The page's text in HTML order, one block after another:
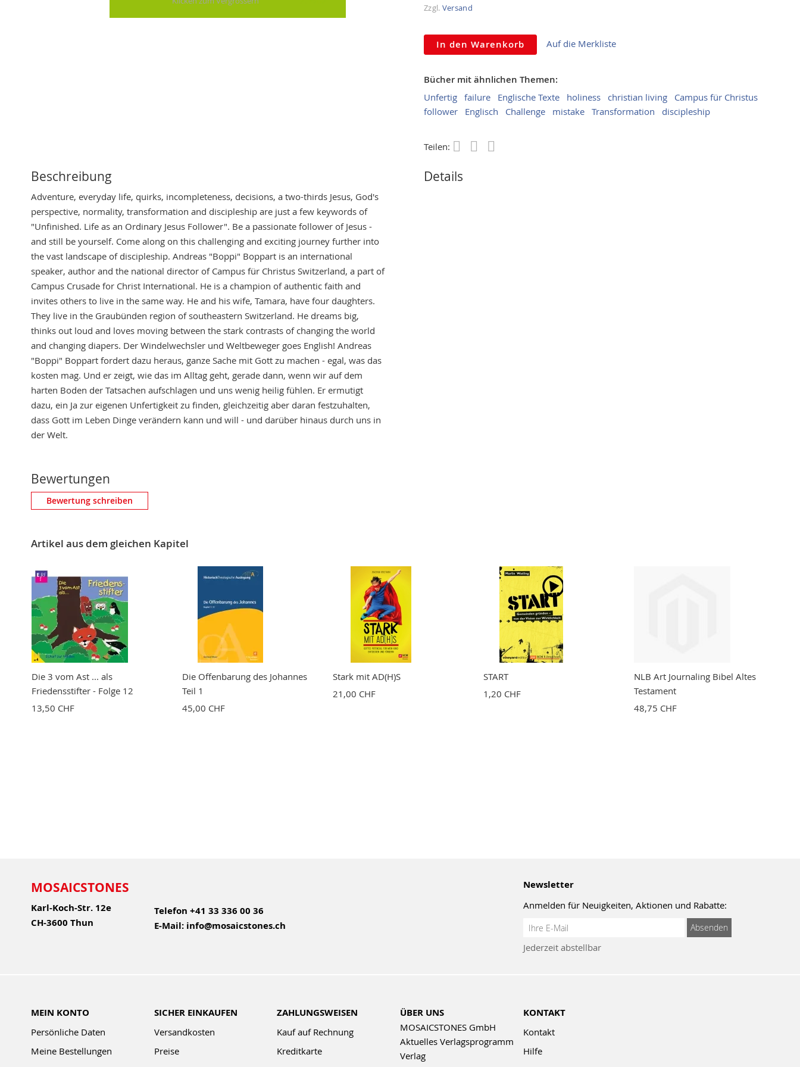
Zzgl. Versand
In den Warenkorb Auf die Merkliste
Bücher mit ähnlichen Themen:
Unfertig failure Englische Texte holiness christian living
Campus für Christus
follower
Englisch Challenge mistake Transformation discipleship
Teilen:
Beschreibung
Adventure, everyday life, quirks, incompleteness, decisions, a two-thirds Jesus, God's
perspective, normality, transformation and discipleship are just a few keywords of
"Unfinished. Life as an Ordinary Jesus Follower". Be a passionate follower of Jesus -
and still be yourself. Come along on this challenging and exciting journey further into
the vast landscape of discipleship. Andreas "Boppi" Boppart is an international
speaker, author and the national director of Campus für Christus Switzerland, a part of
Campus Crusade for Christ International. He is a champion of authentic faith and
invites others to live in the same way. He and his wife, Tamara, have four daughters.
They live in the Graubünden region of southeastern Switzerland. He dreams big,
thinks out loud and loves moving between the stark contrasts of changing the world
and changing diapers. Der Windelwechsler und Weltbeweger goes English! Andreas
"Boppi" Boppart fordert dazu heraus, ganze Sache mit Gott zu machen - egal, was das
kosten mag. Und er zeigt, wie das im Alltag geht, gerade dann, wenn wir auf dem
harten Boden der Tatsachen aufschlagen und uns wenig heilig fühlen. Er ermutigt
dazu, ein Ja zur eigenen Unfertigkeit zu finden, gleichzeitig aber daran festzuhalten,
dass Gott im Leben Dinge verändern kann und will - und darüber hinaus durch uns in
der Welt.
Details
Bewertungen
Eigene Bewertung schreiben
Bewertung
BEWERTUNG ABSCHICKEN
Bewertung schreiben
Artikel aus dem gleichen Kapitel
Die 3 vom Ast ... als
Friedensstifter - Folge 12
13,50 CHF
Die Offenbarung des Johannes
Teil 1
45,00 CHF
Stark mit AD(H)S
21,00 CHF
START
1,20 CHF
NLB Art Journaling Bibel Altes
Testament
48,75 CHF
MOSAICSTONES
Karl-Koch-Str. 12e
CH-3600 Thun
Telefon +41 33 336 00 36
E-Mail: info@mosaicstones.ch
Newsletter
Anmelden für Neuigkeiten, Aktionen und Rabatte:
Anmeldung
Newsletter:
Absenden
Jederzeit abstellbar
MEIN KONTO
Persönliche Daten
Meine Bestellungen
SICHER EINKAUFEN
Versandkosten
Preise
ZAHLUNGSWEISEN
Kauf auf Rechnung
Kreditkarte
ÜBER UNS
MOSAICSTONES GmbH
Aktuelles Verlagsprogramm
Verlag
KONTAKT
Kontakt
Hilfe